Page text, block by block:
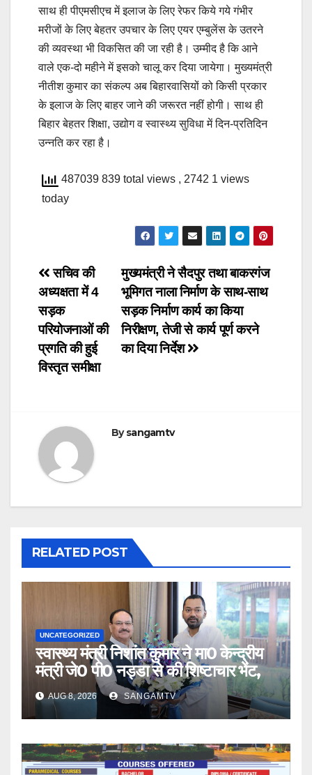
साथ ही पीएमसीएच में इलाज के लिए रेफर किये गये गंभीर
मरीजों के लिए बेहतर उपचार के लिए एयर एम्बुलेंस के उतरने
की व्यवस्था भी विकसित की जा रही है। उम्मीद है कि आने
वाले एक-दो महीने में इसको चालू कर दिया जायेगा। मुख्यमंत्री
नीतीश कुमार का संकल्प अब बिहारवासियों को किसी प्रकार
के इलाज के लिए बाहर जाने की जरूरत नहीं होगी। साथ ही
बिहार बेहतर शिक्षा, उद्योग व स्वास्थ्य सुविधा में दिन-प्रतिदिन
उन्नति कर रहा है।
487039 839 total views , 2742 1 views
today
Post
navigation
मुख्यमंत्री ने सैदपुर तथा बाकरगंज
भूमिगत नाला निर्माण के साथ-साथ
सड़क निर्माण कार्य का किया
निरीक्षण, तेजी से कार्य पूर्ण करने
का दिया निर्देश
सचिव की
अध्यक्षता में 4
सड़क
परियोजनाओं की
प्रगति की हुई
विस्तृत समीक्षा
Bysangamtv
RELATED POST
UNCATEGORIZED
स्वास्थ्य मंत्री निशांत कुमार ने मा0 केन्द्रीय
मंत्री जे0 पी0 नड्डा से की शिष्टाचार भेंट,
AUG 8, 2026 SANGAMTV